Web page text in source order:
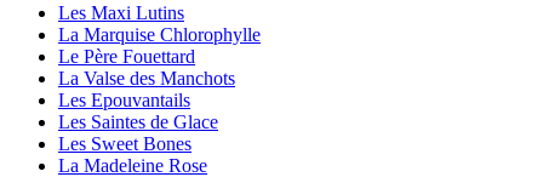
Les Maxi Lutins
La Marquise Chlorophylle
Le Père Fouettard
La Valse des Manchots
Les Epouvantails
Les Saintes de Glace
Les Sweet Bones
La Madeleine Rose